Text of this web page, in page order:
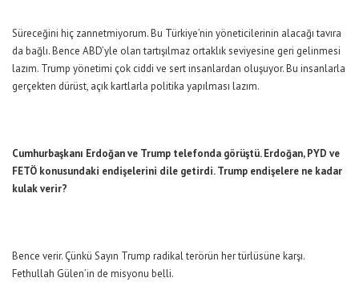
Süreceğini hiç zannetmiyorum. Bu Türkiye’nin yöneticilerinin alacağı tavıra
da bağlı. Bence ABD’yle olan tartışılmaz ortaklık seviyesine geri gelinmesi
lazım. Trump yönetimi çok ciddi ve sert insanlardan oluşuyor. Bu insanlarla
gerçekten dürüst, açık kartlarla politika yapılması lazım.
Cumhurbaşkanı Erdoğan ve Trump telefonda görüştü. Erdoğan, PYD ve
FETÖ konusundaki endişelerini dile getirdi. Trump endişelere ne kadar
kulak verir?
Bence verir. Çünkü Sayın Trump radikal terörün her türlüsüne karşı.
Fethullah Gülen’in de misyonu belli.